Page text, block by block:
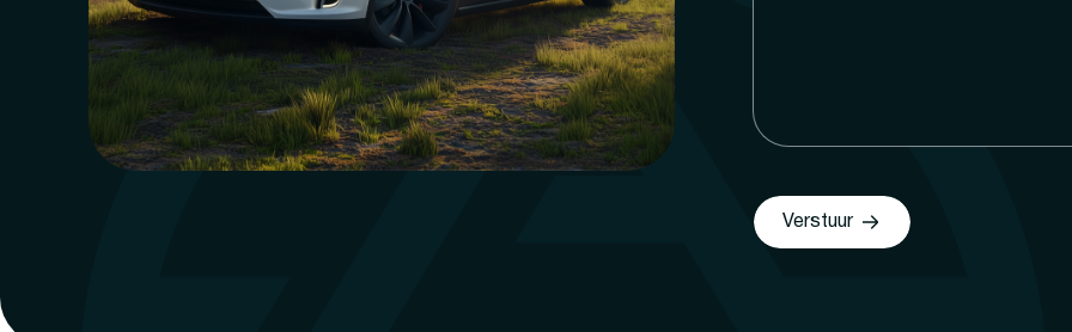
Verstuur